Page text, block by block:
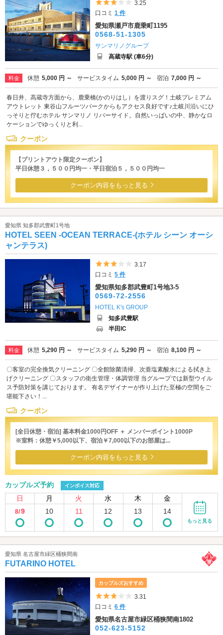
5つ星のうち3
3.25
口コミ1 件
愛知県瀬戸市鹿乗町1195
0568-51-1305
サンマリノグループ
高蔵寺駅 (車6分)
料金 休憩 5,000 円 ～ サービスタイム 5,000 円 ～ 宿泊 7,000 円 ～
春日井、高蔵寺方面から、鹿乗橋(かのりはし）を渡りスグ！土岐プレミアム
アウトレット 東谷山フルーツパークからもアクセス良好です♪土岐川沿いにひ
っそりと佇むホテル サンマリノ リバーサイド。自然いっぱいの中、静かなロ
ケーションでゆっくりと利...
クーポン
【プリントアウト限定クーポン】
平日休憩３，５００円均一・平日宿泊５，５００円均一
クーポン内容をもっと見る
愛知県 知多郡武豊町1号地
HOTEL SEEN -OCEAN TERRACE-(ホテル シーン オーシ
ャンテラス)
5つ星のうち3
3.17
口コミ5 件
愛知県知多郡武豊町1号地3-5
0569-72-2556
HOTEL K's GROUP
知多武豊駅
半田IC
料金 休憩 5,290 円 ～ サービスタイム 5,290 円 ～ 宿泊 8,100 円 ～
〇客室の完全換気クリーニング 〇全館除菌清掃、次亜塩素酸水による拭き上
げクリーニング 〇スタッフの衛生管理・体調管理 当グループでは新型ウイル
ス予防対策を講じております。 有名デザイナーが作り上げた至極の空間をご
堪能下さい！...
クーポン
[全日休憩・宿泊] 基本料金1000円OFF ＋ メンバーポイント1000P
※室料：休憩￥5,000以下、宿泊￥7,000以下のお部屋は...
クーポン内容をもっと見る
カップルズ予約 インボイス対応
日 月 火 水 木 金
8/9 10 11 12 13 14
もっと見る
愛知県 名古屋市緑区桶狭間南
FUTARINO HOTEL
カップルズおすすめ
5つ星のうち3
3.31
口コミ6 件
愛知県名古屋市緑区桶狭間南1802
052-623-5152